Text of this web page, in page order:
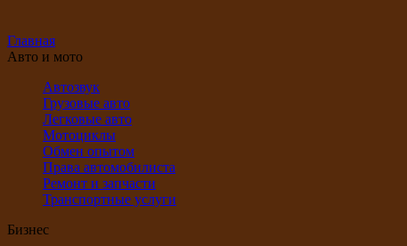
Главная
Авто и мото
Автозвук
Грузовые авто
Легковые авто
Мотоциклы
Обмен опытом
Права автомобилиста
Ремонт и запчасти
Транспортные услуги
Бизнес